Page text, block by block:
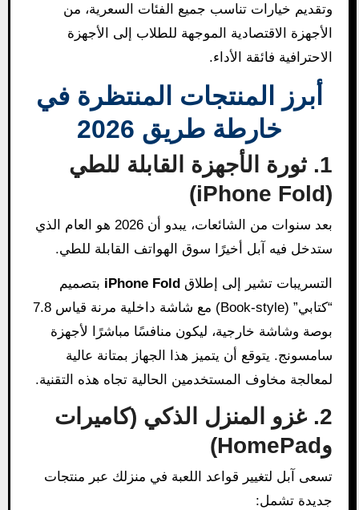
وتقديم خيارات تناسب جميع الفئات السعرية، من
الأجهزة الاقتصادية الموجهة للطلاب إلى الأجهزة
الاحترافية فائقة الأداء.
أبرز المنتجات المنتظرة في
خارطة طريق 2026
1. ثورة الأجهزة القابلة للطي
(iPhone Fold)
بعد سنوات من الشائعات، يبدو أن 2026 هو العام الذي
ستدخل فيه آبل أخيرًا سوق الهواتف القابلة للطي.
التسريبات تشير إلى إطلاق iPhone Fold بتصميم
“كتابي” (Book-style) مع شاشة داخلية مرنة قياس 7.8
بوصة وشاشة خارجية، ليكون منافسًا مباشرًا لأجهزة
سامسونج. يتوقع أن يتميز هذا الجهاز بمتانة عالية
لمعالجة مخاوف المستخدمين الحالية تجاه هذه التقنية.
2. غزو المنزل الذكي (كاميرات
وHomePad)
تسعى آبل لتغيير قواعد اللعبة في منزلك عبر منتجات
جديدة تشمل: